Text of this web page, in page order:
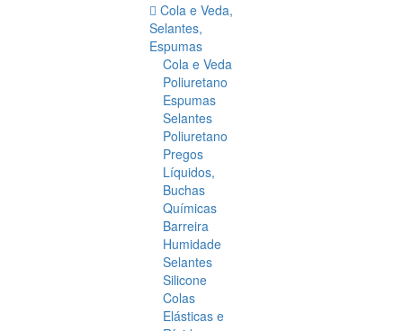
Cola e Veda,
Selantes,
Espumas
Cola e Veda
Poliuretano
Espumas
Selantes
Poliuretano
Pregos
Líquidos,
Buchas
Químicas
Barreira
Humidade
Selantes
Silicone
Colas
Elásticas e